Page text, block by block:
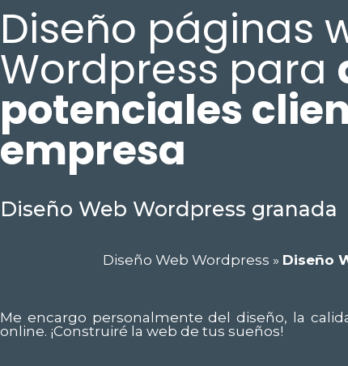
Diseño páginas
Wordpress para
potenciales
empresa
Diseño Web Wordpress granada
Diseño Web Wordpress » Diseño
Me encargo personalmente del diseño, la
online. ¡Construiré la web de tus sueños!